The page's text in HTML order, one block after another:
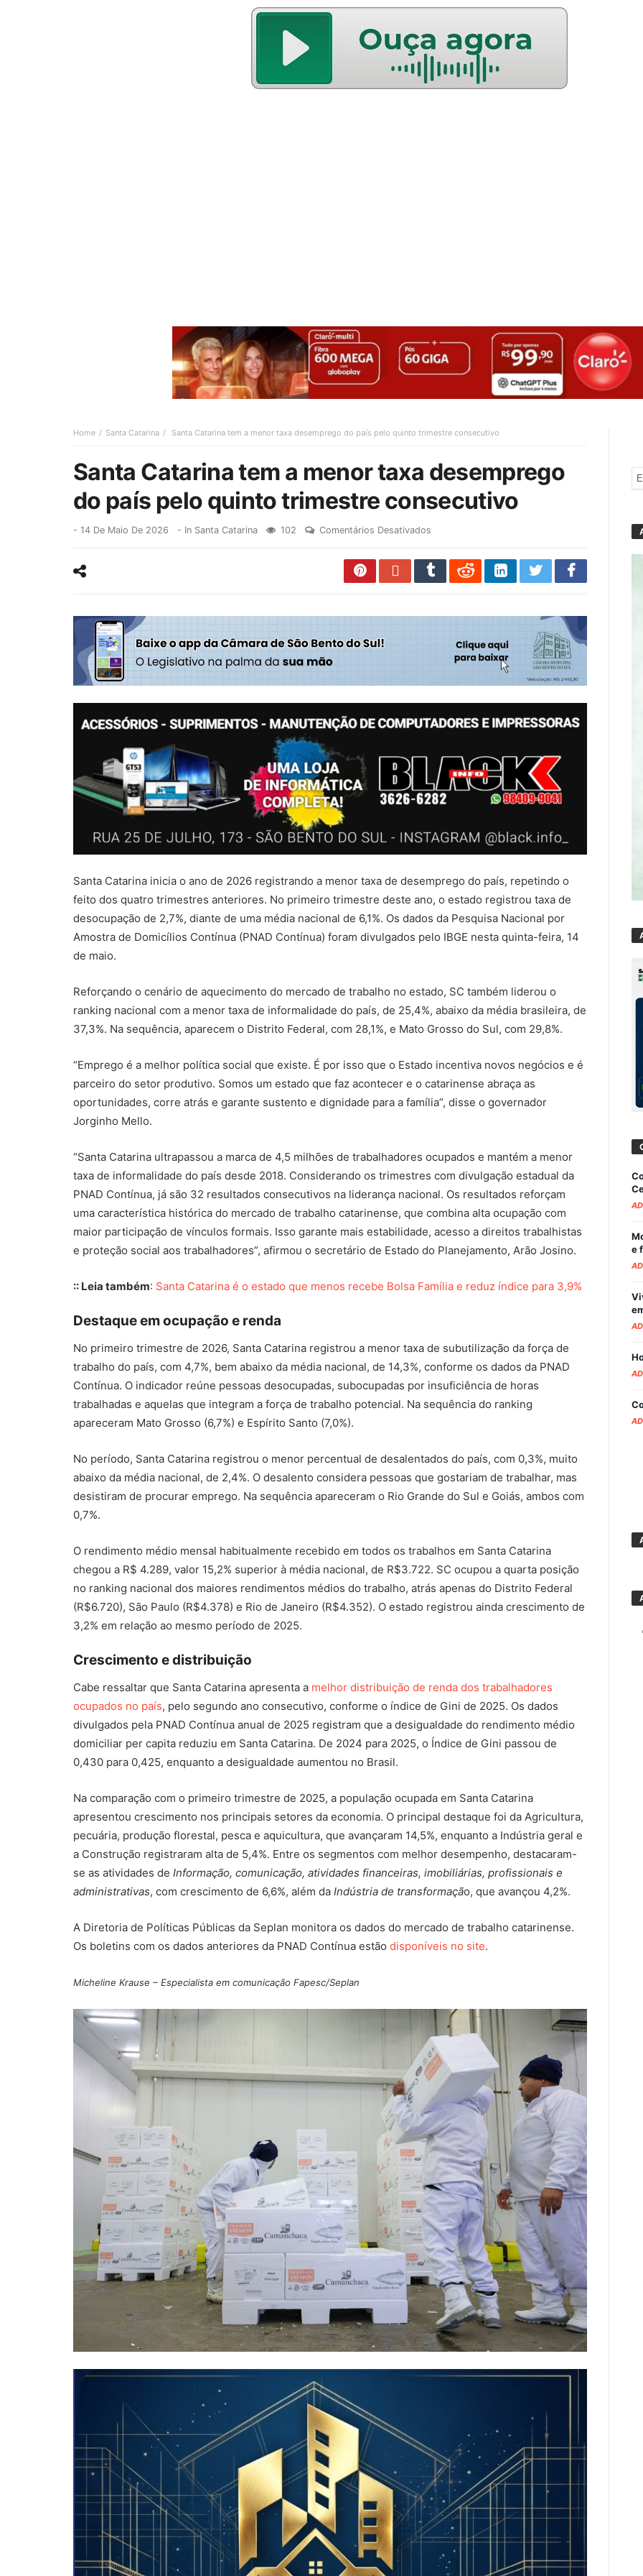
Home Santa Catarina Santa Catarina tem a menor taxa desemprego do país pelo quinto trimestre consecutivo
Santa Catarina tem a menor taxa desemprego
do país pelo quinto trimestre consecutivo
- 14 De Maio De 2026 - In Santa Catarina 102 Comentários Desativados
Santa Catarina inicia o ano de 2026 registrando a menor taxa de desemprego do país, repetindo o
feito dos quatro trimestres anteriores. No primeiro trimestre deste ano, o estado registrou taxa de
desocupação de 2,7%, diante de uma média nacional de 6,1%. Os dados da Pesquisa Nacional por
Amostra de Domicílios Contínua (PNAD Contínua) foram divulgados pelo IBGE nesta quinta-feira, 14
de maio.
Reforçando o cenário de aquecimento do mercado de trabalho no estado, SC também liderou o
ranking nacional com a menor taxa de informalidade do país, de 25,4%, abaixo da média brasileira, de
37,3%. Na sequência, aparecem o Distrito Federal, com 28,1%, e Mato Grosso do Sul, com 29,8%.
“Emprego é a melhor política social que existe. É por isso que o Estado incentiva novos negócios e é
parceiro do setor produtivo. Somos um estado que faz acontecer e o catarinense abraça as
oportunidades, corre atrás e garante sustento e dignidade para a família”, disse o governador
Jorginho Mello.
“Santa Catarina ultrapassou a marca de 4,5 milhões de trabalhadores ocupados e mantém a menor
taxa de informalidade do país desde 2018. Considerando os trimestres com divulgação estadual da
PNAD Contínua, já são 32 resultados consecutivos na liderança nacional. Os resultados reforçam
uma característica histórica do mercado de trabalho catarinense, que combina alta ocupação com
maior participação de vínculos formais. Isso garante mais estabilidade, acesso a direitos trabalhistas
e proteção social aos trabalhadores”, afirmou o secretário de Estado do Planejamento, Arão Josino.
:: Leia também: Santa Catarina é o estado que menos recebe Bolsa Família e reduz índice para 3,9%
Destaque em ocupação e renda
No primeiro trimestre de 2026, Santa Catarina registrou a menor taxa de subutilização da força de
trabalho do país, com 4,7%, bem abaixo da média nacional, de 14,3%, conforme os dados da PNAD
Contínua. O indicador reúne pessoas desocupadas, subocupadas por insuficiência de horas
trabalhadas e aquelas que integram a força de trabalho potencial. Na sequência do ranking
apareceram Mato Grosso (6,7%) e Espírito Santo (7,0%).
No período, Santa Catarina registrou o menor percentual de desalentados do país, com 0,3%, muito
abaixo da média nacional, de 2,4%. O desalento considera pessoas que gostariam de trabalhar, mas
desistiram de procurar emprego. Na sequência apareceram o Rio Grande do Sul e Goiás, ambos com
0,7%.
O rendimento médio mensal habitualmente recebido em todos os trabalhos em Santa Catarina
chegou a R$ 4.289, valor 15,2% superior à média nacional, de R$3.722. SC ocupou a quarta posição
no ranking nacional dos maiores rendimentos médios do trabalho, atrás apenas do Distrito Federal
(R$6.720), São Paulo (R$4.378) e Rio de Janeiro (R$4.352). O estado registrou ainda crescimento de
3,2% em relação ao mesmo período de 2025.
Crescimento e distribuição
Cabe ressaltar que Santa Catarina apresenta a melhor distribuição de renda dos trabalhadores
ocupados no país, pelo segundo ano consecutivo, conforme o índice de Gini de 2025. Os dados
divulgados pela PNAD Contínua anual de 2025 registram que a desigualdade do rendimento médio
domiciliar per capita reduziu em Santa Catarina. De 2024 para 2025, o Índice de Gini passou de
0,430 para 0,425, enquanto a desigualdade aumentou no Brasil.
Na comparação com o primeiro trimestre de 2025, a população ocupada em Santa Catarina
apresentou crescimento nos principais setores da economia. O principal destaque foi da Agricultura,
pecuária, produção florestal, pesca e aquicultura, que avançaram 14,5%, enquanto a Indústria geral e
a Construção registraram alta de 5,4%. Entre os segmentos com melhor desempenho, destacaram-
se as atividades de Informação, comunicação, atividades financeiras, imobiliárias, profissionais e
administrativas, com crescimento de 6,6%, além da Indústria de transformação, que avançou 4,2%.
A Diretoria de Políticas Públicas da Seplan monitora os dados do mercado de trabalho catarinense.
Os boletins com os dados anteriores da PNAD Contínua estão disponíveis no site.
Micheline Krause – Especialista em comunicação Fapesc/Seplan
e